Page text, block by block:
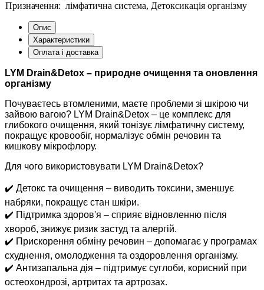
Призначення: лімфатична система, Детоксикація організму
Опис
Характеристики
Оплата і доставка
LYM Drain&Detox – природне очищення та оновлення
організму
Почуваєтесь втомленими, маєте проблеми зі шкірою чи
зайвою вагою? LYM Drain&Detox – це комплекс для
глибокого очищення, який тонізує лімфатичну систему,
покращує кровообіг, нормалізує обмін речовин та
кишкову мікрофлору.
Для чого використовувати LYM Drain&Detox?
✔️ Детокс та очищення – виводить токсини, зменшує
набряки, покращує стан шкіри.
✔️ Підтримка здоров'я – сприяє відновленню після
хвороб, знижує ризик застуд та алергій.
✔️ Прискорення обміну речовин – допомагає у програмах
схуднення, омолодження та оздоровлення організму.
✔️ Антизапальна дія – підтримує суглоби, корисний при
остеохондрозі, артритах та артрозах.